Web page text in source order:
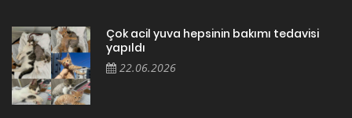
Çok acil yuva hepsinin bakımı tedavisi
yapıldı
22.06.2026